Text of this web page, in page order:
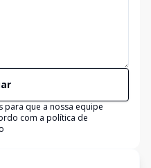
para que a nossa equipe
com a política de